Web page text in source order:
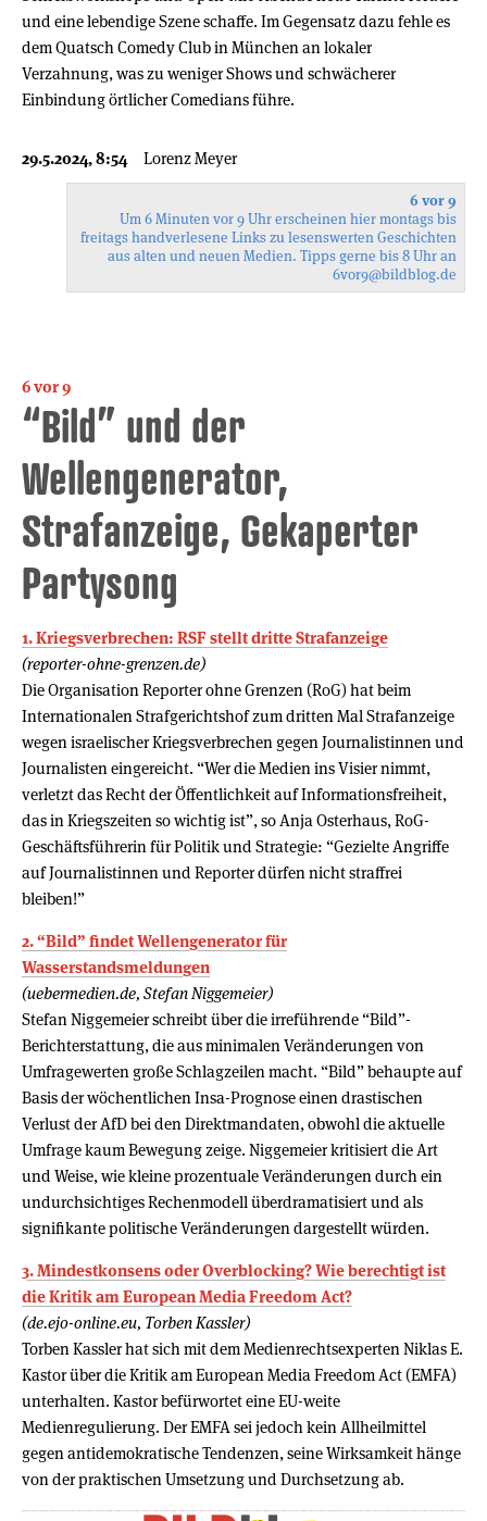
und eine lebendige Szene schaffe. Im Gegensatz dazu fehle es
dem Quatsch Comedy Club in München an lokaler
Verzahnung, was zu weniger Shows und schwächerer
Einbindung örtlicher Comedians führe.
29.5.2024, 8:54 Lorenz Meyer
6 vor 9
Um 6 Minuten vor 9 Uhr erscheinen hier montags bis
freitags handverlesene Links zu lesenswerten Geschichten
aus alten und neuen Medien. Tipps gerne bis 8 Uhr an
6vor9@bildblog.de
6 vor 9
“Bild” und der
Wellengenerator,
Strafanzeige, Gekaperter
Partysong
1. Kriegsverbrechen: RSF stellt dritte Strafanzeige
(reporter-ohne-grenzen.de)
Die Organisation Reporter ohne Grenzen (RoG) hat beim
Internationalen Strafgerichtshof zum dritten Mal Strafanzeige
wegen israelischer Kriegsverbrechen gegen Journalistinnen und
Journalisten eingereicht. “Wer die Medien ins Visier nimmt,
verletzt das Recht der Öffentlichkeit auf Informationsfreiheit,
das in Kriegszeiten so wichtig ist”, so Anja Osterhaus, RoG-
Geschäftsführerin für Politik und Strategie: “Gezielte Angriffe
auf Journalistinnen und Reporter dürfen nicht straffrei
bleiben!”
2. “Bild” findet Wellengenerator für
Wasserstandsmeldungen
(uebermedien.de, Stefan Niggemeier)
Stefan Niggemeier schreibt über die irreführende “Bild”-
Berichterstattung, die aus minimalen Veränderungen von
Umfragewerten große Schlagzeilen macht. “Bild” behaupte auf
Basis der wöchentlichen Insa-Prognose einen drastischen
Verlust der AfD bei den Direktmandaten, obwohl die aktuelle
Umfrage kaum Bewegung zeige. Niggemeier kritisiert die Art
und Weise, wie kleine prozentuale Veränderungen durch ein
undurchsichtiges Rechenmodell überdramatisiert und als
signifikante politische Veränderungen dargestellt würden.
3. Mindestkonsens oder Overblocking? Wie berechtigt ist
die Kritik am European Media Freedom Act?
(de.ejo-online.eu, Torben Kassler)
Torben Kassler hat sich mit dem Medienrechtsexperten Niklas E.
Kastor über die Kritik am European Media Freedom Act (EMFA)
unterhalten. Kastor befürwortet eine EU-weite
Medienregulierung. Der EMFA sei jedoch kein Allheilmittel
gegen antidemokratische Tendenzen, seine Wirksamkeit hänge
von der praktischen Umsetzung und Durchsetzung ab.